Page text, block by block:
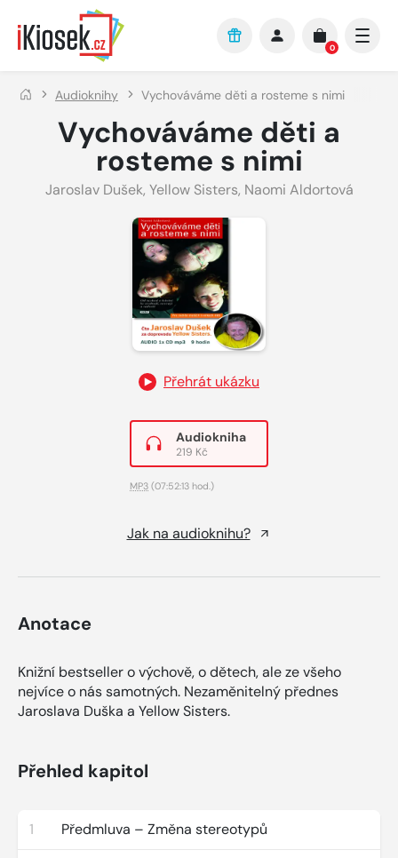
Přejít na hlavní obsah
0
Audioknihy Vychováváme děti a rosteme s nimi
Vychováváme děti a
rosteme s nimi
Jaroslav Dušek, Yellow Sisters, Naomi Aldortová
Přehrát ukázku
Audiokniha
219 Kč
MP3 (07:52:13 hod.)
Jak na audioknihu?
Anotace
Knižní bestseller o výchově, o dětech, ale ze všeho
nejvíce o nás samotných. Nezaměnitelný přednes
Jaroslava Duška a Yellow Sisters.
Přehled kapitol
1 Předmluva – Změna stereotypů